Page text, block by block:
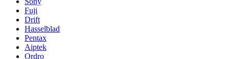
Fuji
Drift
Hasselblad
Pentax
Aiptek
Ordro